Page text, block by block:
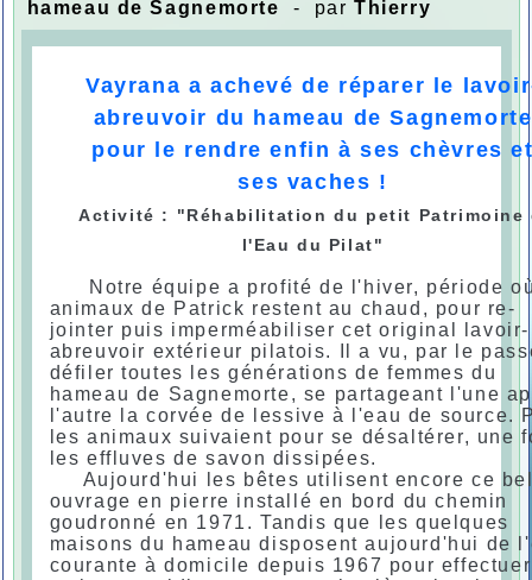
hameau de Sagnemorte
- par Thierry
Vayrana a achevé de réparer le
abreuvoir du hameau de Sagnemorte
pour le rendre enfin à ses chèvres
ses vaches !
Activité : "Réhabilitation du petit Patrimoine
l'Eau du Pilat"
Notre équipe a profité de l'hiver, période
animaux de Patrick restent au chaud, pour re-
jointer puis imperméabiliser cet original lavoir-
abreuvoir extérieur pilatois. Il a vu, par le
défiler toutes les générations de femmes du
hameau de Sagnemorte, se partageant l'une
l'autre la corvée de lessive à l'eau de source.
les animaux suivaient pour se désaltérer, une
les effluves de savon dissipées.
Aujourd'hui les bêtes utilisent encore ce
ouvrage en pierre installé en bord du chemin
goudronné en 1971. Tandis que les quelques
maisons du hameau disposent aujourd'hui de
courante à domicile depuis 1967 pour